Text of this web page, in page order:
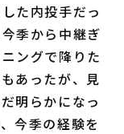
た内投手だっ
季から中継ぎ
ングで降りた
あったが、見
明らかになっ
今季の経験を